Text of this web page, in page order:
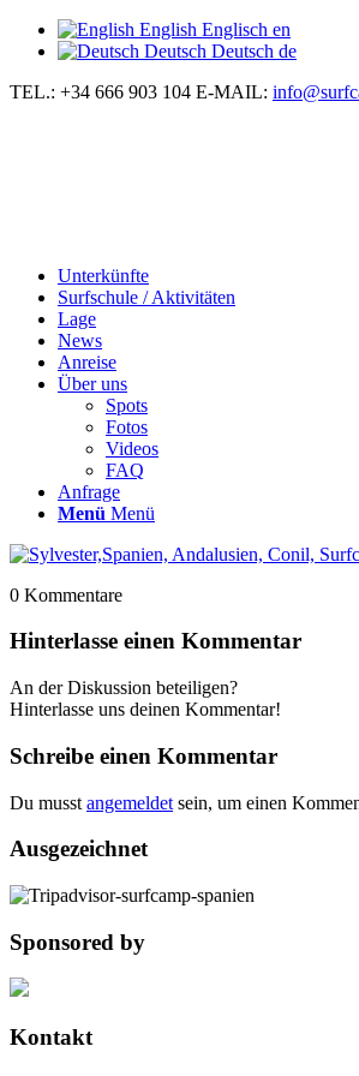
English Englisch en
Deutsch Deutsch de
TEL.: +34 666 903 104 E-MAIL:
Unterkünfte
Surfschule / Aktivitäten
Lage
News
Anreise
Über uns
Spots
Fotos
Videos
FAQ
Anfrage
Menü Menü
0 Kommentare
Hinterlasse einen Kommentar
An der Diskussion beteiligen?
Hinterlasse uns deinen Kommentar!
Schreibe einen Kommentar
Du musst angemeldet sein, um einen
Ausgezeichnet
Sponsored by
Kontakt